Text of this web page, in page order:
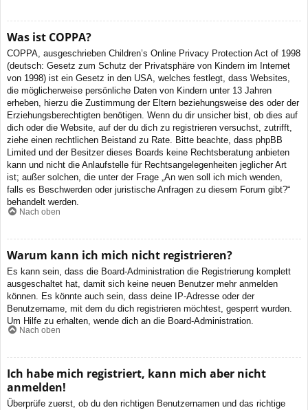
Was ist COPPA?
COPPA, ausgeschrieben Children’s Online Privacy Protection Act of 1998
(deutsch: Gesetz zum Schutz der Privatsphäre von Kindern im Internet
von 1998) ist ein Gesetz in den USA, welches festlegt, dass Websites,
die möglicherweise persönliche Daten von Kindern unter 13 Jahren
erheben, hierzu die Zustimmung der Eltern beziehungsweise des oder der
Erziehungsberechtigten benötigen. Wenn du dir unsicher bist, ob dies auf
dich oder die Website, auf der du dich zu registrieren versuchst, zutrifft,
ziehe einen rechtlichen Beistand zu Rate. Bitte beachte, dass phpBB
Limited und der Besitzer dieses Boards keine Rechtsberatung anbieten
kann und nicht die Anlaufstelle für Rechtsangelegenheiten jeglicher Art
ist; außer solchen, die unter der Frage „An wen soll ich mich wenden,
falls es Beschwerden oder juristische Anfragen zu diesem Forum gibt?“
behandelt werden.
Nach oben
Warum kann ich mich nicht registrieren?
Es kann sein, dass die Board-Administration die Registrierung komplett
ausgeschaltet hat, damit sich keine neuen Benutzer mehr anmelden
können. Es könnte auch sein, dass deine IP-Adresse oder der
Benutzername, mit dem du dich registrieren möchtest, gesperrt wurden.
Um Hilfe zu erhalten, wende dich an die Board-Administration.
Nach oben
Ich habe mich registriert, kann mich aber nicht
anmelden!
Überprüfe zuerst, ob du den richtigen Benutzernamen und das richtige